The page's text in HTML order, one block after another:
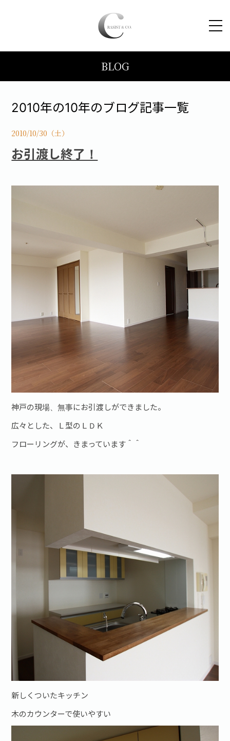
コンセプト
トピックス
施工事例
お問い合わせ·資料請求
BLOG
2010年の10年のブログ記事一覧
2010/10/30（土）
お引渡し終了！
神戸の現場、無事にお引渡しができました。
広々とした、Ｌ型のＬＤＫ
フローリングが、きまっています＾＾
新しくついたキッチン
木のカウンターで使いやすい